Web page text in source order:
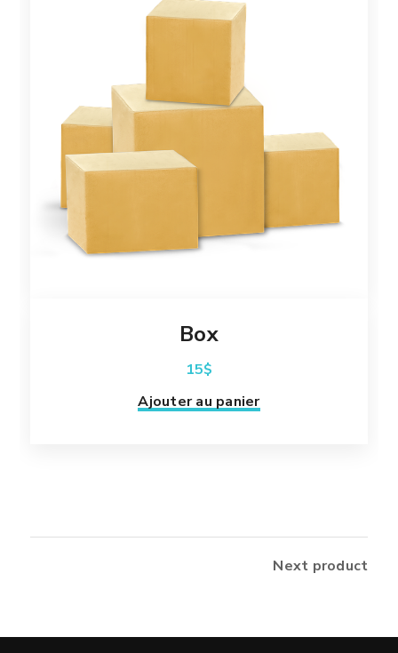
Box
15$
Ajouter au panier
Next product